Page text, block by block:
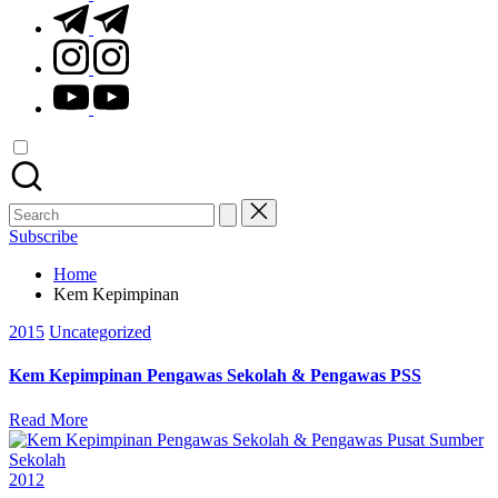
t.me
instagram.com
youtube.com
Search
for:
Subscribe
Home
Kem Kepimpinan
Posted
2015 Uncategorized
Kem Kepimpinan Pengawas Sekolah & Pengawas PSS
Read More
Posted
2012